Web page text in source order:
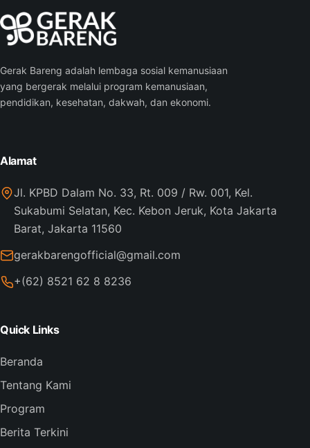
Gerak Bareng adalah lembaga sosial kemanusiaan
yang bergerak melalui program kemanusiaan,
pendidikan, kesehatan, dakwah, dan ekonomi.
Alamat
Jl. KPBD Dalam No. 33, Rt. 009 / Rw. 001, Kel.
Sukabumi Selatan, Kec. Kebon Jeruk, Kota Jakarta
Barat, Jakarta 11560
gerakbarengofficial@gmail.com
+(62) 8521 62 8 8236
Quick Links
Beranda
Tentang Kami
Program
Berita Terkini